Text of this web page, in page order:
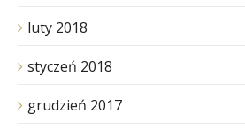
luty 2018
styczeń 2018
grudzień 2017